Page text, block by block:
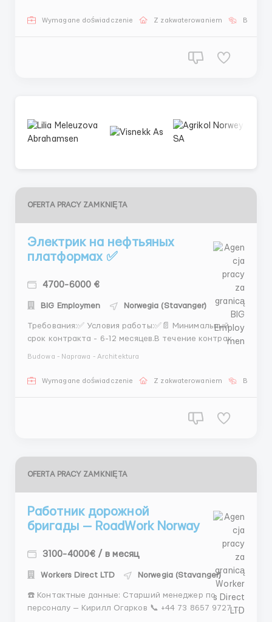
zdjęć za pomocą specjalistycznego oprogramowania.4.
Wymagane doświadczenie Z zakwaterowaniem Bez
OFERTA PRACY ZAMKNIĘTA
Электрик на нефтьяных
платформах ✅
4700-6000 €
BIG Employmen Norwegia (Stavanger)
Требования:✅ Условия работы:✅📄 Минимальный
срок контракта - 6-12 месяцев.В течение контракта,
добывающей или газовой платформе составляет 14-
Budowa - Naprawa - Architektura
Wymagane doświadczenie Z zakwaterowaniem Bez
OFERTA PRACY ZAMKNIĘTA
Работник дорожной
бригады — RoadWork Norway
3100-4000€ / в месяц
Workers Direct LTD Norwegia (Stavanger)
☎️ Контактные данные: Старший менеджер по
персоналу — Кирилл Огарков 📞 +44 73 8657 9727